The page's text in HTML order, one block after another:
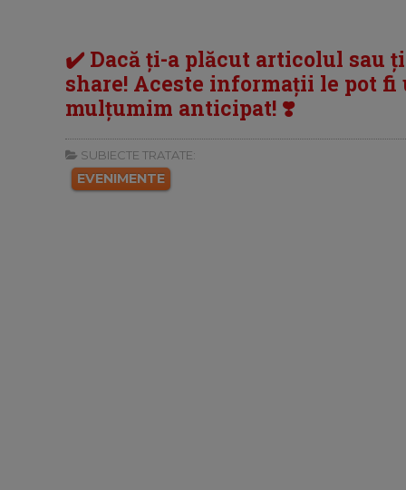
✔️ Dacă ți-a plăcut articolul sau
share! Aceste informații le pot
mulțumim anticipat! ❣️
SUBIECTE TRATATE:
EVENIMENTE